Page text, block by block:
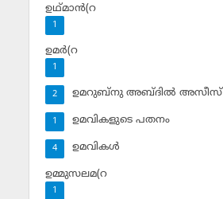
ഉഥ്മാന്‍(റ
1
ഉമര്‍(റ
1
ഉമറുബ്‌നു അബ്ദില്‍ അസീസ്‌
2
ഉമവികളുടെ പതനം
1
ഉമവികള്‍
4
ഉമ്മുസലമ(റ
1